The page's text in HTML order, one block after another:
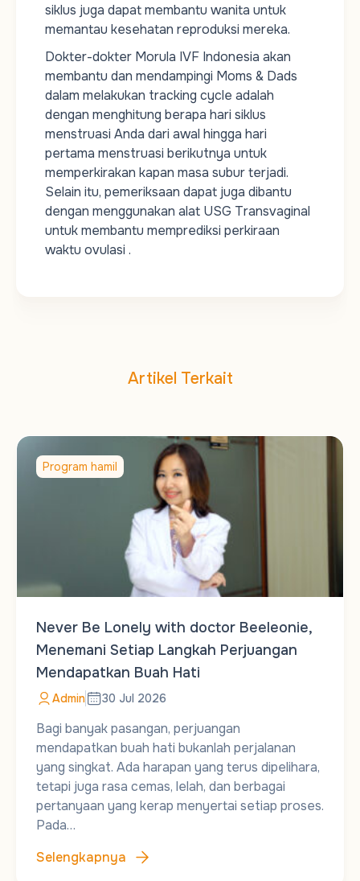
siklus juga dapat membantu wanita untuk
memantau kesehatan reproduksi mereka.
Dokter-dokter Morula IVF Indonesia akan
membantu dan mendampingi Moms & Dads
dalam melakukan tracking cycle adalah
dengan menghitung berapa hari siklus
menstruasi Anda dari awal hingga hari
pertama menstruasi berikutnya untuk
memperkirakan kapan masa subur terjadi.
Selain itu, pemeriksaan dapat juga dibantu
dengan menggunakan alat USG Transvaginal
untuk membantu memprediksi perkiraan
waktu ovulasi .
Artikel Terkait
Program hamil
Never Be Lonely with doctor Beeleonie,
Menemani Setiap Langkah Perjuangan
Mendapatkan Buah Hati
Admin 30 Jul 2026
Bagi banyak pasangan, perjuangan
mendapatkan buah hati bukanlah perjalanan
yang singkat. Ada harapan yang terus dipelihara,
tetapi juga rasa cemas, lelah, dan berbagai
pertanyaan yang kerap menyertai setiap proses.
Pada…
Selengkapnya